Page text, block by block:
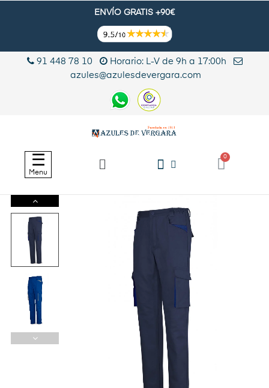
ENVÍO GRATIS +90€
91 448 78 10
Horario: L-V de 9h a 17:00h
azules@azulesdevergara.com
Navegación
de
palanca
☰
Menu